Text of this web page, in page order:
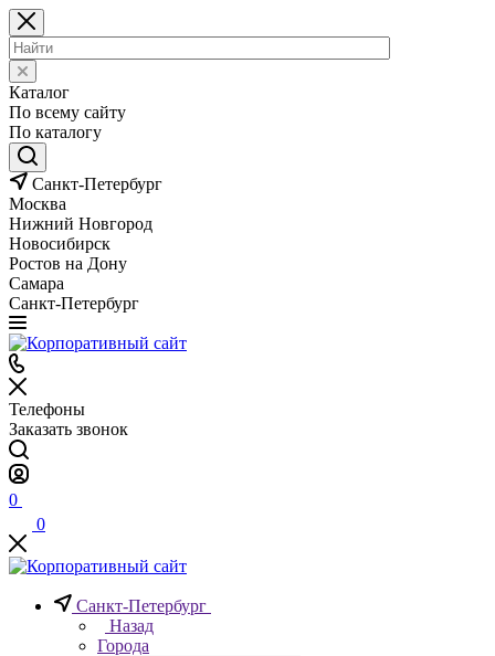
Каталог
По всему сайту
По каталогу
Санкт-Петербург
Москва
Нижний Новгород
Новосибирск
Ростов на Дону
Самара
Санкт-Петербург
Телефоны
Заказать звонок
0
0
Санкт-Петербург
Назад
Города